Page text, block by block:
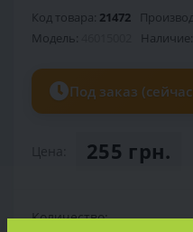
Код товара: 21472
Модель:
Наличие:
Под заказ
255 грн.
Количество: